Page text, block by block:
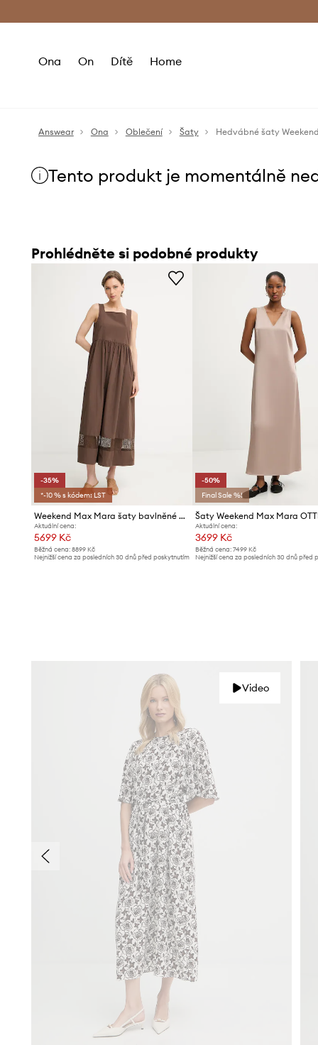
Doručení a
Ona On Dítě Home
Answear Ona Oblečení Šaty Hedvábné šaty
Tento produkt je momentálně
Prohlédněte si podobné produkty
-35%
*-10 % s kódem: LST
Weekend Max Mara šaty bavlněné GOLA
Aktuální cena:
5699 Kč
Běžná cena: 8899 Kč
Nejnižší cena za posledních 30 dnů před poskytnutím
-50%
Final Sale %!
Šaty Weekend Max Mara
Aktuální cena:
3699 Kč
Běžná cena:7499 Kč
Nejnižší cena za posledních 30 dnů před
Video